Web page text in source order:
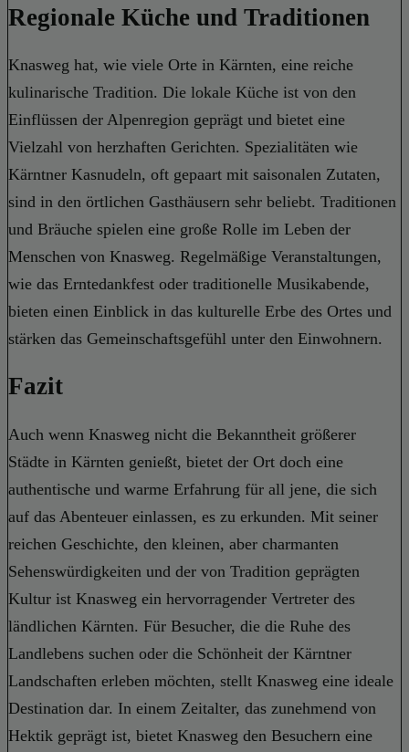
Regionale Küche und Traditionen
Knasweg hat, wie viele Orte in Kärnten, eine reiche
kulinarische Tradition. Die lokale Küche ist von den
Einflüssen der Alpenregion geprägt und bietet eine
Vielzahl von herzhaften Gerichten. Spezialitäten wie
Kärntner Kasnudeln, oft gepaart mit saisonalen Zutaten,
sind in den örtlichen Gasthäusern sehr beliebt. Traditionen
und Bräuche spielen eine große Rolle im Leben der
Menschen von Knasweg. Regelmäßige Veranstaltungen,
wie das Erntedankfest oder traditionelle Musikabende,
bieten einen Einblick in das kulturelle Erbe des Ortes und
stärken das Gemeinschaftsgefühl unter den Einwohnern.
Fazit
Auch wenn Knasweg nicht die Bekanntheit größerer
Städte in Kärnten genießt, bietet der Ort doch eine
authentische und warme Erfahrung für all jene, die sich
auf das Abenteuer einlassen, es zu erkunden. Mit seiner
reichen Geschichte, den kleinen, aber charmanten
Sehenswürdigkeiten und der von Tradition geprägten
Kultur ist Knasweg ein hervorragender Vertreter des
ländlichen Kärnten. Für Besucher, die die Ruhe des
Landlebens suchen oder die Schönheit der Kärntner
Landschaften erleben möchten, stellt Knasweg eine ideale
Destination dar. In einem Zeitalter, das zunehmend von
Hektik geprägt ist, bietet Knasweg den Besuchern eine